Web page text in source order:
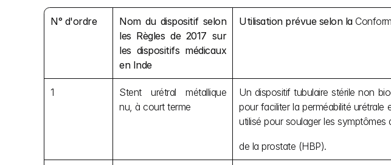
N° d'ordre
Nom du dispositif selon
les Règles de 2017 sur
les dispositifs médicaux
en Inde
Utilisation prévue selon la
1
Stent urétral métallique
nu, à court terme
Un dispositif tubulaire stérile non
pour faciliter la perméabilité
utilisé pour soulager les
de la prostate (HBP).